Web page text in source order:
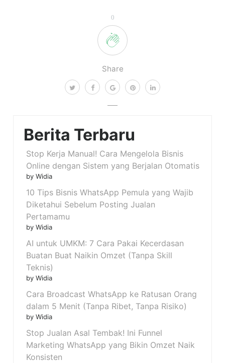
0
Share
Berita Terbaru
Stop Kerja Manual! Cara Mengelola Bisnis
Online dengan Sistem yang Berjalan Otomatis
by Widia
10 Tips Bisnis WhatsApp Pemula yang Wajib
Diketahui Sebelum Posting Jualan
Pertamamu
by Widia
AI untuk UMKM: 7 Cara Pakai Kecerdasan
Buatan Buat Naikin Omzet (Tanpa Skill
Teknis)
by Widia
Cara Broadcast WhatsApp ke Ratusan Orang
dalam 5 Menit (Tanpa Ribet, Tanpa Risiko)
by Widia
Stop Jualan Asal Tembak! Ini Funnel
Marketing WhatsApp yang Bikin Omzet Naik
Konsisten